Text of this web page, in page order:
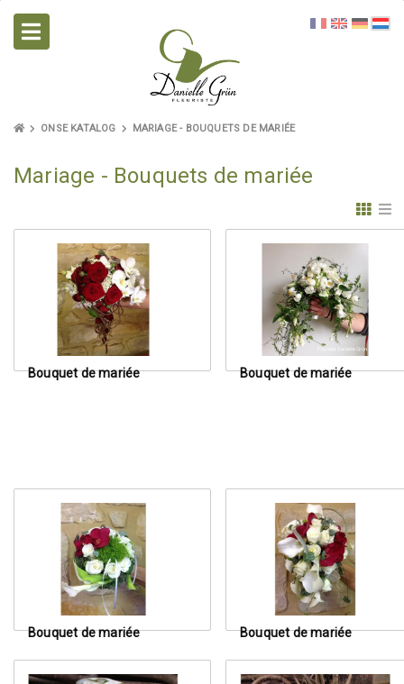
ONSE KATALOG MARIAGE - BOUQUETS DE MARIÉE
Mariage - Bouquets de mariée
Bouquet de mariée Bouquet de mariée
Bouquet de mariée Bouquet de mariée